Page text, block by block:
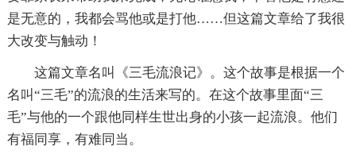
是无意的，我都会骂他或是打他……但这篇文章给了我很
大改变与触动！
这篇文章名叫《三毛流浪记》。这个故事是根据一个
名叫“三毛”的流浪的生活来写的。在这个故事里面“三
毛”与他的一个跟他同样生世出身的小孩一起流浪。他们
有福同享，有难同当。